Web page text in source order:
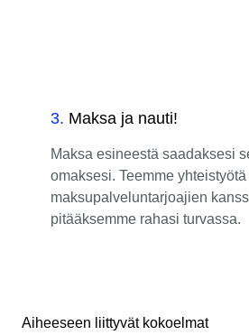
3. Maksa ja nauti!
Maksa esineestä saadaksesi
omaksesi. Teemme
maksupalveluntarjoajien
pitääksemme rahasi turvassa.
Aiheeseen liittyvät kokoelmat